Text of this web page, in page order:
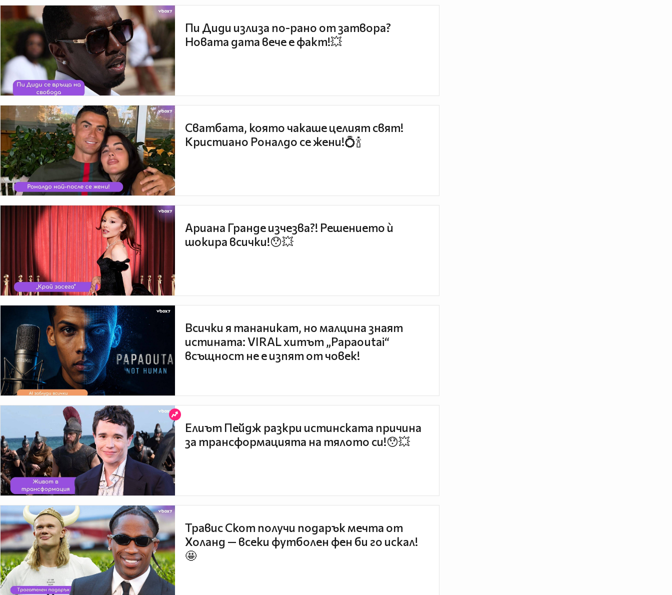
Пи Диди излиза по-рано от затвора?
Новата дата вече е факт!💥
Сватбата, която чакаше целият свят!
Кристиано Роналдо се жени!💍🍾
Ариана Гранде изчезва?! Решението ѝ
шокира всички!😯💥
Всички я тананикат, но малцина знаят
истината: VIRAL хитът „Papaoutai“
всъщност не е изпят от човек!
Елиът Пейдж разкри истинската причина
за трансформацията на тялото си!😯💥
Травис Скот получи подарък мечта от
Холанд — всеки футболен фен би го искал!
🤩